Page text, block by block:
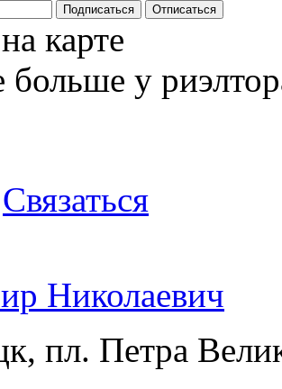
карте
больше у
Связаться
Николаевич
пл. Петра